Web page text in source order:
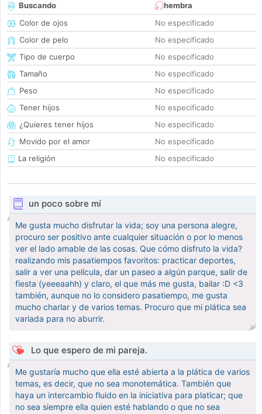
Buscando
hembra
Color de ojos
No especificado
Color de pelo
No especificado
Tipo de cuerpo
No especificado
Tamaño
No especificado
Peso
No especificado
Tener hijos
No especificado
¿Quieres tener hijos
No especificado
Movido por el amor
No especificado
La religión
No especificado
un poco sobre mí
Me gusta mucho disfrutar la vida; soy una persona alegre,
procuro ser positivo ante cualquier situación o por lo menos
ver el lado amable de las cosas. Que cómo disfruto la vida?
realizando mis pasatiempos favoritos: practicar deportes,
salir a ver una película, dar un paseo a algún parque, salir de
fiesta (yeeeaahh) y claro, el que más me gusta, bailar :D <3
también, aunque no lo considero pasatiempo, me gusta
mucho charlar y de varios temas. Procuro que mi plática sea
variada para no aburrir.
Lo que espero de mi pareja.
Me gustaría mucho que ella esté abierta a la plática de varios
temas, es decir, que no sea monotemática. También que
haya un intercambio fluido en la iniciativa para platicar; que
no sea siempre ella quien esté hablando o que no sea